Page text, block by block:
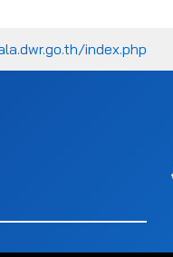
index.php